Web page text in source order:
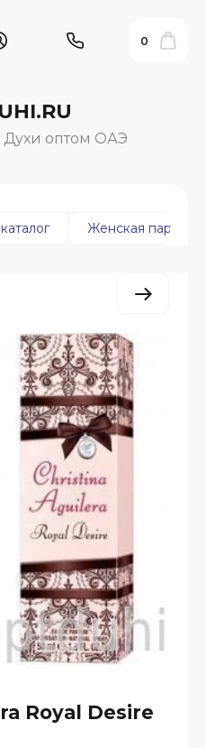
0
оптом ОАЭ
Женская
Royal Desire